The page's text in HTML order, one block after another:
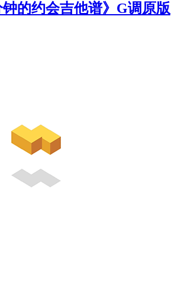
的约会吉他谱》G调原版